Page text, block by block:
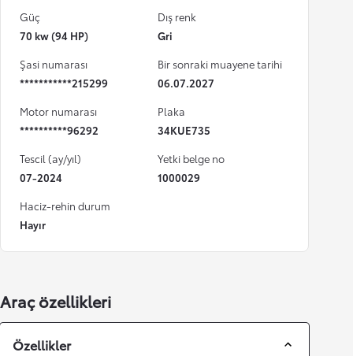
Güç
70 kw (94 HP)
Dış renk
Gri
Şasi numarası
***********215299
Bir sonraki muayene tarihi
06.07.2027
Motor numarası
**********96292
Plaka
34KUE735
Tescil (ay/yıl)
07-2024
Yetki belge no
1000029
Haciz-rehin durum
Hayır
Araç özellikleri
Özellikler